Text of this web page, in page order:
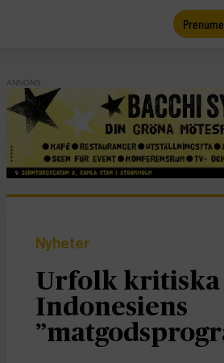
ANNONS
Nyheter
Urfolk kritiska
Indonesiens